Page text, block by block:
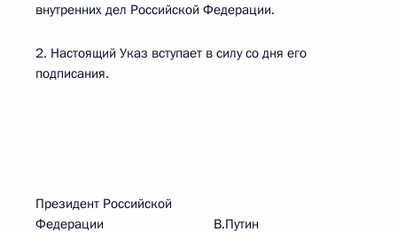
внутренних дел Российской Федерации.
2. Настоящий Указ вступает в силу со дня его
подписания.
Президент Российской
Федерации В.Путин